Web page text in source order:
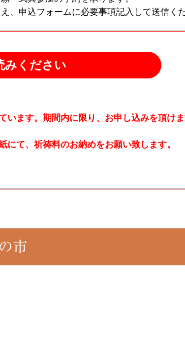
、申込フォームに必要事項記入して送信くだ
みください
ます。期間内に限り、お申し込みを頂けま
て、祈祷料のお納めをお願い致します。
市